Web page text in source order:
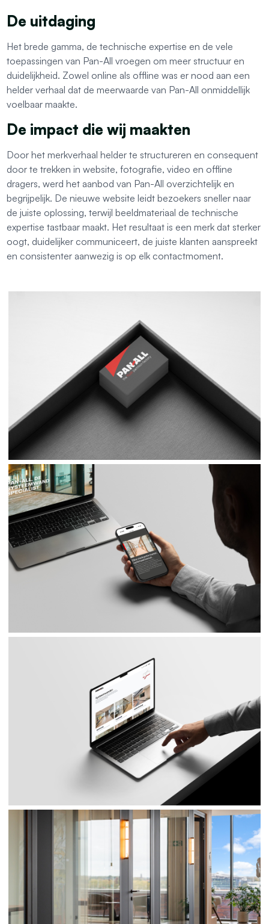
De uitdaging
Het brede gamma, de technische expertise en de vele
toepassingen van Pan-All vroegen om meer structuur en
duidelijkheid. Zowel online als offline was er nood aan een
helder verhaal dat de meerwaarde van Pan-All onmiddellijk
voelbaar maakte.
De impact die wij maakten
Door het merkverhaal helder te structureren en consequent
door te trekken in website, fotografie, video en offline
dragers, werd het aanbod van Pan-All overzichtelijk en
begrijpelijk. De nieuwe website leidt bezoekers sneller naar
de juiste oplossing, terwijl beeldmateriaal de technische
expertise tastbaar maakt. Het resultaat is een merk dat sterker
oogt, duidelijker communiceert, de juiste klanten aanspreekt
en consistenter aanwezig is op elk contactmoment.